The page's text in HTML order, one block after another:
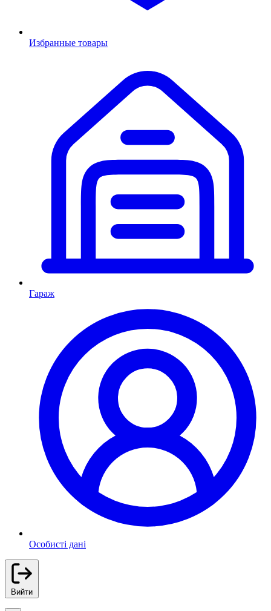
Избранные товары
Гараж
Особисті дані
Вийти